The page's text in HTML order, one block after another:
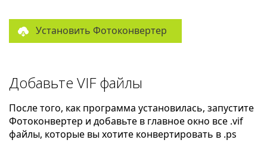
Установить Фотоконвертер
Добавьте VIF файлы
После того, как программа установилась, запустите
Фотоконвертер и добавьте в главное окно все .vif
файлы, которые вы хотите конвертировать в .ps